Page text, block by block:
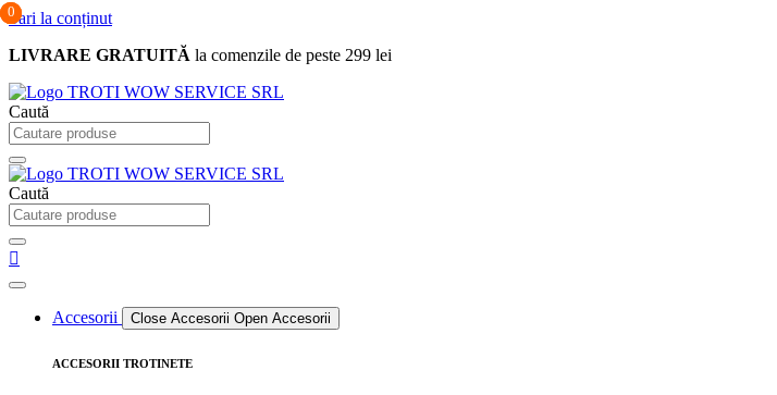
Sari la conținut
LIVRARE GRATUITĂ la comenzile de peste 299 lei
0
Caută
Caută
0
0
Accesorii Close Accesorii Open Accesorii
ACCESORII TROTINETE